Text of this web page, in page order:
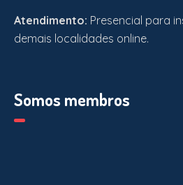
Atendimento: Presencial para
demais localidades online.
Somos membros